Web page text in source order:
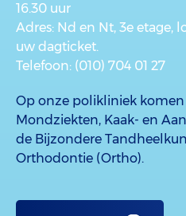
16.30 uur
Adres: Nd en Nt, 3e etage,
uw dagticket.
Telefoon: (010) 704 01 27
Op onze polikliniek
Mondziekten, Kaak- en
de Bijzondere
Orthodontie (Ortho).